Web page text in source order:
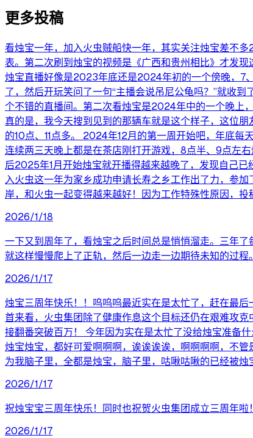
更多投稿
看烛宝一年，加入火虫贼船快一年，其实关注烛宝差不
表。第二次刷到烛宝的视频是《广西和贵州相比》才发
烛宝直播好像是2023年底还是2024年初的一个傍晚，7
了，然后开玩笑问了一句“主播会说吊尼公龟吗？”就收
个不错的直播间。第二次看烛宝是2024年中的一个晚上
真的是，我今天搜到见到的那辆车就是这个样子，这位
的10点、11点多。 2024年12月的第一周开始吧，年底每
连续两三天晚上都是在茶店刚打开游戏，8点半、9点左
后2025年1月开始烛宝就开播得越来越晚了，发现自己
入火虫这一年为家乡成功申请长寿之乡工作出了力，参
岸，和火虫一起变得越来越好！因为工作特殊性原因，
2026/1/18
一下又到周年了，看烛宝之后时间总是悄悄溜走。三年
就这样慢慢爬上了正轨，然后一边走一边期待未知的过
2026/1/17
烛宝三周年快乐！！呜呜呜最近实在是太忙了，赶在最
首来看，火虫集团除了健康作息这个目标还仍在艰难攻
接翻番突破百万！ 今年因为实在是太忙了没给烛宝准备
烛宝烛宝，都好可爱啊啊啊，诶诶诶诶，啊啊啊啊，不
为我脑子里，全都是烛宝，脑子里，咕啾咕啾的已经被烛
2026/1/17
祝烛宝宝三周年快乐！同时也祝贺火虫集团成立三周年
2026/1/17